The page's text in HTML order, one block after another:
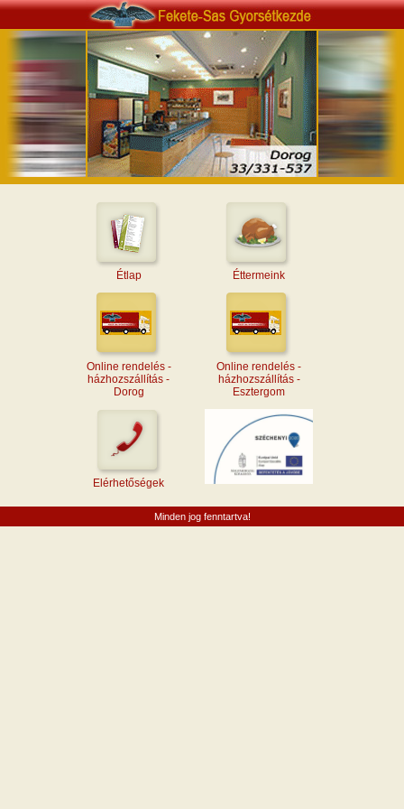
Étlap Éttermeink
Online rendelés -
házhozszállítás -
Dorog
Online rendelés -
házhozszállítás -
Esztergom
Elérhetőségek
Minden jog fenntartva!